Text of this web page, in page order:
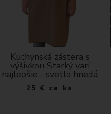
Kuchynská zástera s
výšivkou Starký varí
najlepšie - svetlo hnedá
25 € za ks